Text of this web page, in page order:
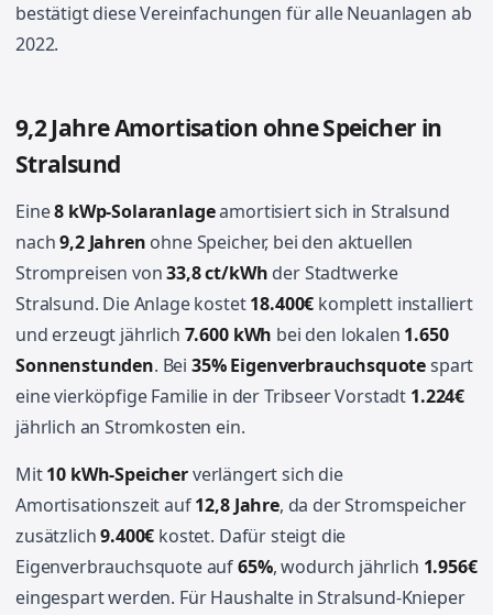
bestätigt diese Vereinfachungen für alle Neuanlagen ab
2022.
9,2 Jahre Amortisation ohne Speicher in
Stralsund
Eine8 kWp-Solaranlageamortisiert sich in Stralsund
nach9,2 Jahren ohne Speicher, bei den aktuellen
Strompreisen von33,8 ct/kWh der Stadtwerke
Stralsund. Die Anlage kostet18.400€ komplett installiert
und erzeugt jährlich 7.600 kWh bei den lokalen 1.650
Sonnenstunden. Bei 35% Eigenverbrauchsquotespart
eine vierköpfige Familie in der Tribseer Vorstadt 1.224€
jährlich an Stromkosten ein.
Mit10 kWh-Speicherverlängert sich die
Amortisationszeit auf12,8 Jahre, da der Stromspeicher
zusätzlich9.400€ kostet. Dafür steigt die
Eigenverbrauchsquote auf65%, wodurch jährlich 1.956€
eingespart werden. Für Haushalte in Stralsund-Knieper